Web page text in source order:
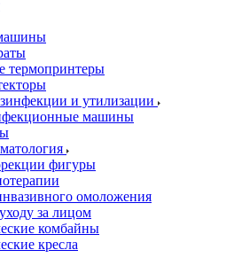
термопринтеры
и утилизации
машины
фигуры
омоложения
за лицом
комбайны
кресла